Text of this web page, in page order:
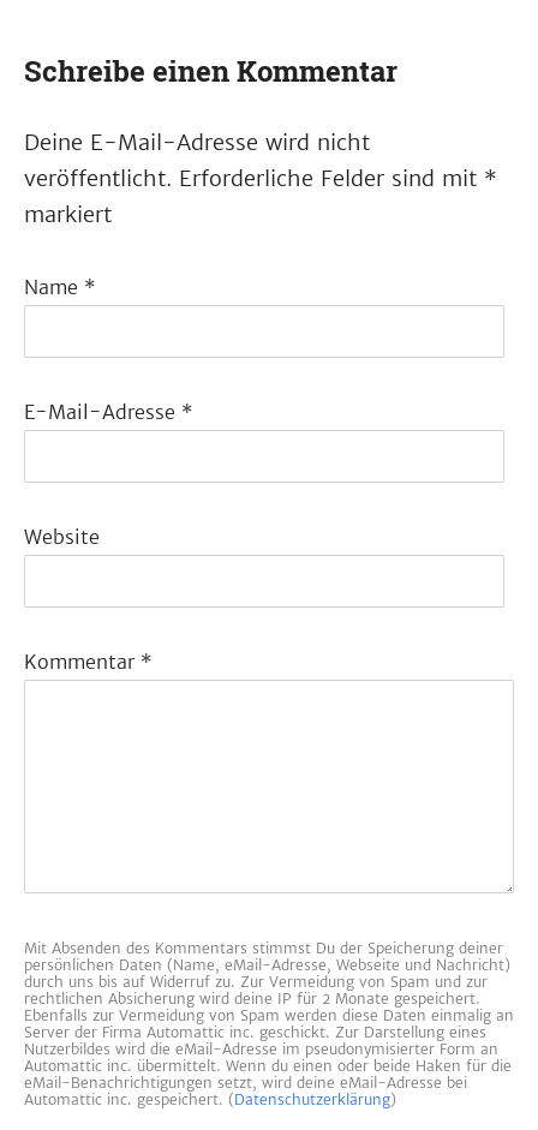
Schreibe einen Kommentar
Deine E-Mail-Adresse wird nicht
veröffentlicht. Erforderliche Felder sind mit *
markiert
Name *
E-Mail-Adresse *
Website
Kommentar *
Mit Absenden des Kommentars stimmst Du der Speicherung deiner
persönlichen Daten (Name, eMail-Adresse, Webseite und Nachricht)
durch uns bis auf Widerruf zu. Zur Vermeidung von Spam und zur
rechtlichen Absicherung wird deine IP für 2 Monate gespeichert.
Ebenfalls zur Vermeidung von Spam werden diese Daten einmalig an
Server der Firma Automattic inc. geschickt. Zur Darstellung eines
Nutzerbildes wird die eMail-Adresse im pseudonymisierter Form an
Automattic inc. übermittelt. Wenn du einen oder beide Haken für die
eMail-Benachrichtigungen setzt, wird deine eMail-Adresse bei
Automattic inc. gespeichert. (Datenschutzerklärung)